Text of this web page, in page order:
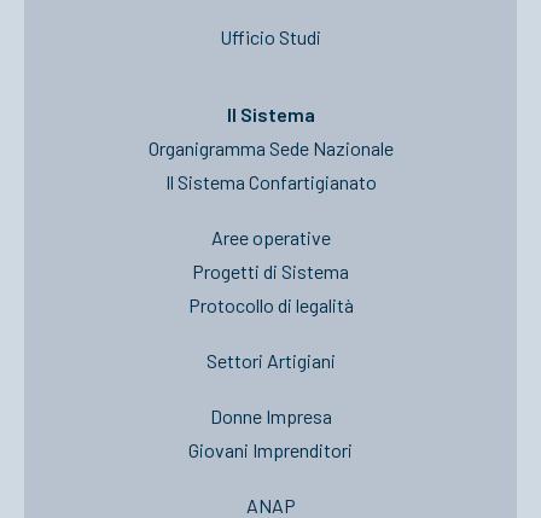
Ufficio Studi
Il Sistema
Organigramma Sede Nazionale
Il Sistema Confartigianato
Aree operative
Progetti di Sistema
Protocollo di legalità
Settori Artigiani
Donne Impresa
Giovani Imprenditori
ANAP